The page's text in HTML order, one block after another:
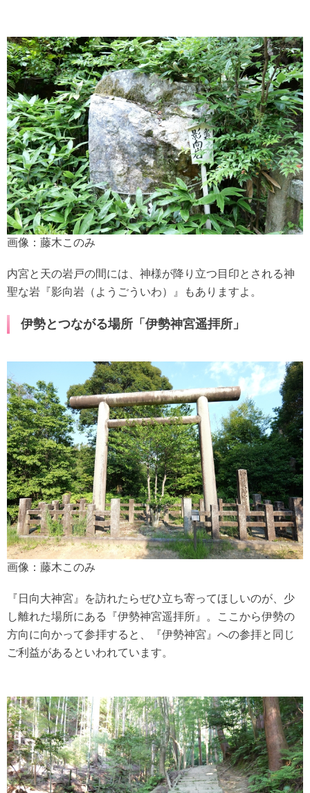
画像：藤木このみ
内宮と天の岩戸の間には、神様が降り立つ目印とされる神
聖な岩『影向岩（ようごういわ）』もありますよ。
伊勢とつながる場所「伊勢神宮遥拝所」
画像：藤木このみ
『日向大神宮』を訪れたらぜひ立ち寄ってほしいのが、少
し離れた場所にある『伊勢神宮遥拝所』。ここから伊勢の
方向に向かって参拝すると、『伊勢神宮』への参拝と同じ
ご利益があるといわれています。